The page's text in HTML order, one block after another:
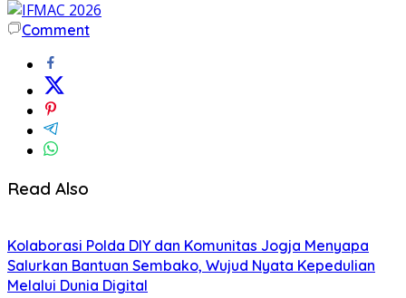
Comment
Read Also
Kolaborasi Polda DIY dan Komunitas Jogja Menyapa
Salurkan Bantuan Sembako, Wujud Nyata Kepedulian
Melalui Dunia Digital